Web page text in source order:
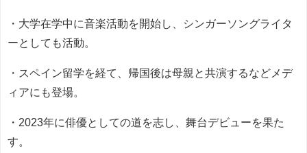
・大学在学中に音楽活動を開始し、シンガーソングライタ
ーとしても活動。
・スペイン留学を経て、帰国後は母親と共演するなどメデ
ィアにも登場。
・2023年に俳優としての道を志し、舞台デビューを果た
す。